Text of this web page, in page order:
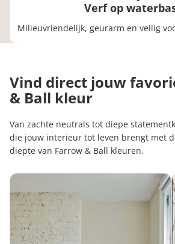
Verf op
Milieuvriendelijk, geurarm en veilig
Vind direct jouw
& Ball kleur
Van zachte neutrals tot diepe
die jouw interieur tot leven brengt met
diepte van Farrow & Ball kleuren.
Farrow & Ball Beige